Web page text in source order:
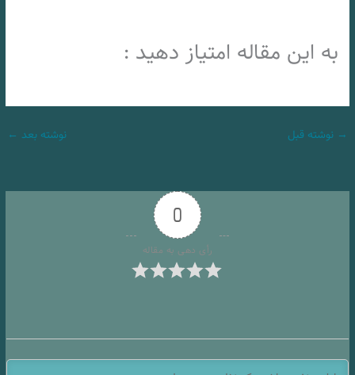
به این مقاله امتیاز دهید :
→ نوشته قبل نوشته بعد ←
0
رأی دهی به مقاله